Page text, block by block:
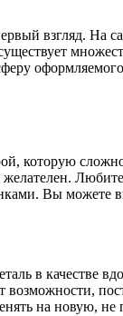
взгляд. На
которую
Вы можете
в качестве
на новую,